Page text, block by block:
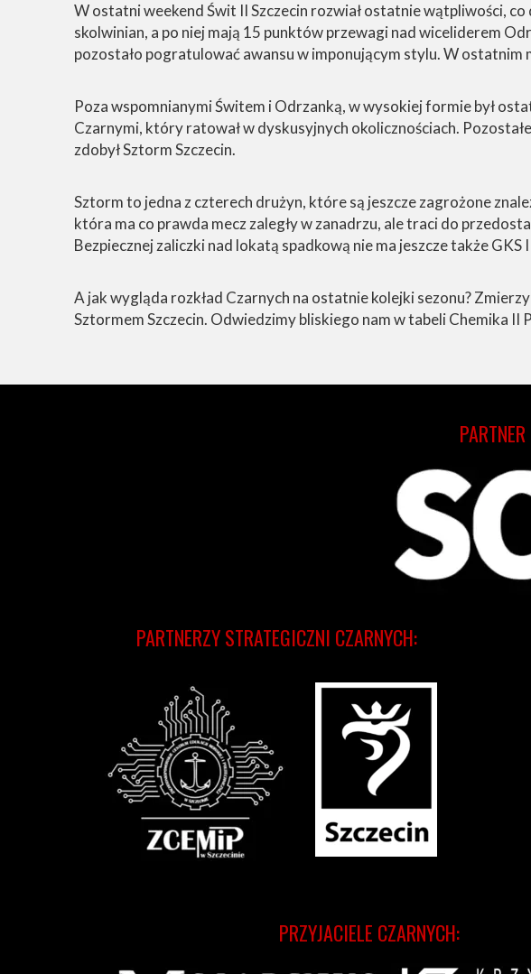
W ostatni weekend Świt II Szczecin rozwiał ostatnie wątpliwości,
skolwinian, a po niej mają 15 punktów przewagi nad wiceliderem
pozostało pogratulować awansu w imponującym stylu. W ostatnim
Poza wspomnianymi Świtem i Odrzanką, w wysokiej formie był
Czarnymi, który ratował w dyskusyjnych okolicznościach.
zdobył Sztorm Szczecin.
Sztorm to jedna z czterech drużyn, które są jeszcze zagrożone
która ma co prawda mecz zaległy w zanadrzu, ale traci do
Bezpiecznej zaliczki nad lokatą spadkową nie ma jeszcze także GKS
A jak wygląda rozkład Czarnych na ostatnie kolejki sezonu?
Sztormem Szczecin. Odwiedzimy bliskiego nam w tabeli Chemika II
PRZYJACIELE CZARNYCH:
PARTNERZY STRATEGICZNI CZARNYCH: